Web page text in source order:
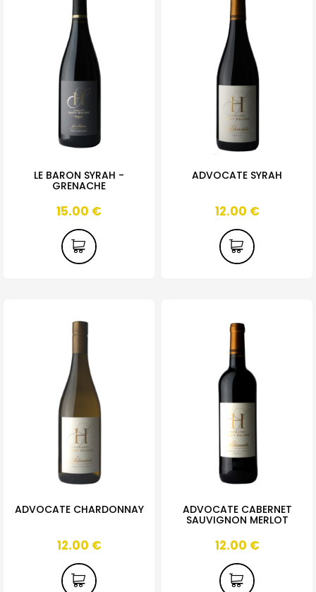
LE BARON SYRAH -
GRENACHE
15.00 €
ADVOCATE SYRAH
12.00 €
ADVOCATE CHARDONNAY
12.00 €
ADVOCATE CABERNET
SAUVIGNON MERLOT
12.00 €